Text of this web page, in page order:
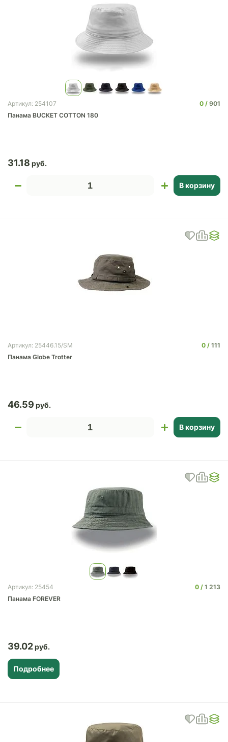
Артикул: 254107 0
901
Панама BUCKET COTTON 180
31.18
В корзину
Артикул: 25446.15/SM 0
111
Панама Globe Trotter
46.59
В корзину
Артикул: 25454 0
1 213
Панама FOREVER
39.02
Подробнее